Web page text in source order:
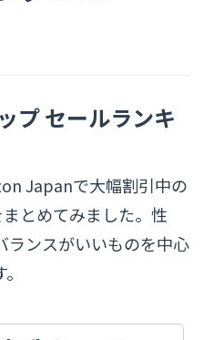
プ セールランキ
Japanで大幅割引中の
まとめてみました。性
ランスがいいものを中心